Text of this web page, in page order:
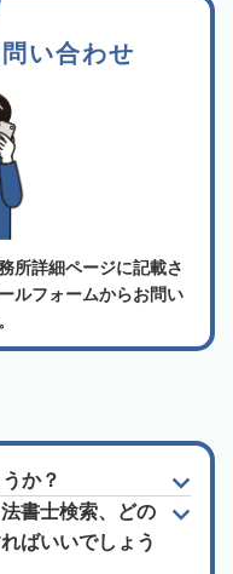
い合わせ
所詳細ページに記載さ
ルフォームからお問い
か？
書士検索、どの
ばいいでしょう